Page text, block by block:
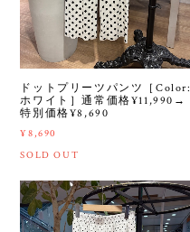
ドットプリーツパンツ［Color:
ホワイト］通常価格¥11,990→
特別価格¥8,690
¥8,690
SOLD OUT